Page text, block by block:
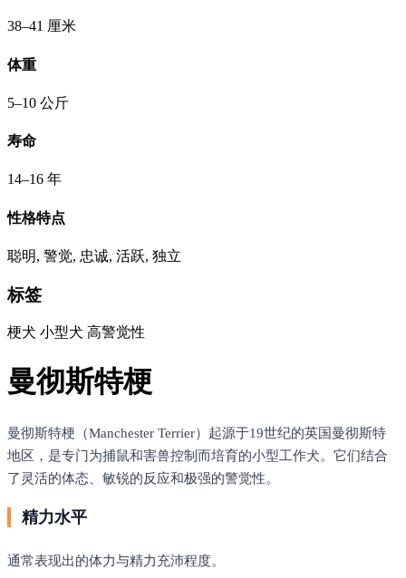
38–41 厘米
体重
5–10 公斤
寿命
14–16 年
性格特点
聪明, 警觉, 忠诚, 活跃, 独立
标签
梗犬 小型犬 高警觉性
曼彻斯特梗
曼彻斯特梗（Manchester Terrier）起源于19世纪的英国曼彻斯特
地区，是专门为捕鼠和害兽控制而培育的小型工作犬。它们结合
了灵活的体态、敏锐的反应和极强的警觉性。
精力水平
通常表现出的体力与精力充沛程度。